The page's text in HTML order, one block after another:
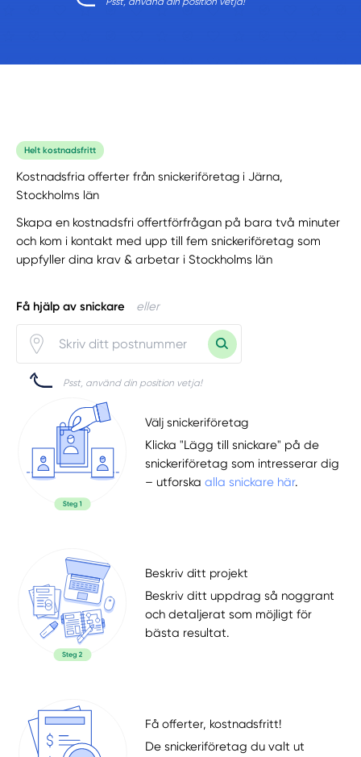
Helt kostnadsfritt
Kostnadsfria offerter från snickeriföretag i Järna,
Stockholms län
Skapa en kostnadsfri offertförfrågan på bara två minuter
och kom i kontakt med upp till fem snickeriföretag som
uppfyller dina krav & arbetar i Stockholms län
Få hjälp av snickare eller
Psst, använd din position vetja!
Välj snickeriföretag
Klicka "Lägg till snickare" på de
snickeriföretag som intresserar dig
– utforskaalla snickare här.
Beskriv ditt projekt
Beskriv ditt uppdrag så noggrant
och detaljerat som möjligt för
bästa resultat.
Få offerter, kostnadsfritt!
De snickeriföretag du valt ut